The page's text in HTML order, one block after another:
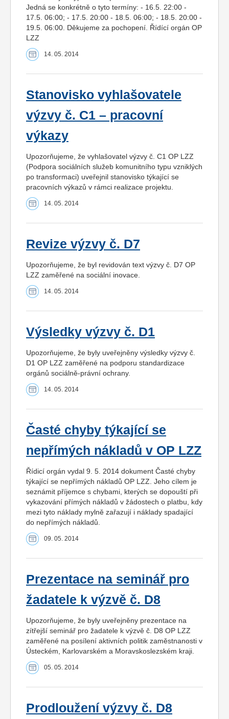
Jedná se konkrétně o tyto termíny: - 16.5. 22:00 -
17.5. 06:00; - 17.5. 20:00 - 18.5. 06:00; - 18.5. 20:00 -
19.5. 06:00. Děkujeme za pochopení. Řídící orgán OP
LZZ
14. 05. 2014
Stanovisko vyhlašovatele
výzvy č. C1 – pracovní
výkazy
Upozorňujeme, že vyhlašovatel výzvy č. C1 OP LZZ
(Podpora sociálních služeb komunitního typu vzniklých
po transformaci) uveřejnil stanovisko týkající se
pracovních výkazů v rámci realizace projektu.
14. 05. 2014
Revize výzvy č. D7
Upozorňujeme, že byl revidován text výzvy č. D7 OP
LZZ zaměřené na sociální inovace.
14. 05. 2014
Výsledky výzvy č. D1
Upozorňujeme, že byly uveřejněny výsledky výzvy č.
D1 OP LZZ zaměřené na podporu standardizace
orgánů sociálně-právní ochrany.
14. 05. 2014
Časté chyby týkající se
nepřímých nákladů v OP LZZ
Řídicí orgán vydal 9. 5. 2014 dokument Časté chyby
týkající se nepřímých nákladů OP LZZ. Jeho cílem je
seznámit příjemce s chybami, kterých se dopouští při
vykazování přímých nákladů v žádostech o platbu, kdy
mezi tyto náklady mylně zařazují i náklady spadající
do nepřímých nákladů.
09. 05. 2014
Prezentace na seminář pro
žadatele k výzvě č. D8
Upozorňujeme, že byly uveřejněny prezentace na
zítřejší seminář pro žadatele k výzvě č. D8 OP LZZ
zaměřené na posílení aktivních politik zaměstnanosti v
Ústeckém, Karlovarském a Moravskoslezském kraji.
05. 05. 2014
Prodloužení výzvy č. D8